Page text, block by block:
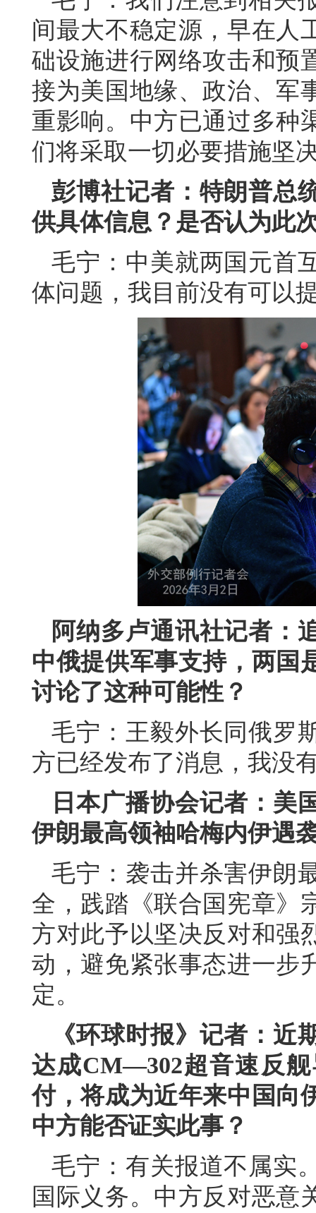
间最大不稳定源，早在人
础设施进行网络攻击和预
接为美国地缘、政治、军
重影响。中方已通过多种
们将采取一切必要措施坚
彭博社记者：特朗普总
供具体信息？是否认为此
毛宁：中美就两国元首
体问题，我目前没有可以
阿纳多卢通讯社记者：
中俄提供军事支持，两国
讨论了这种可能性？
毛宁：王毅外长同俄罗
方已经发布了消息，我没
日本广播协会记者：美
伊朗最高领袖哈梅内伊遇
毛宁：袭击并杀害伊朗
全，践踏《联合国宪章》
方对此予以坚决反对和强
动，避免紧张事态进一步
定。
《环球时报》记者：近
达成CM—302超音速反
付，将成为近年来中国向
中方能否证实此事？
毛宁：有关报道不属实
国际义务。中方反对恶意